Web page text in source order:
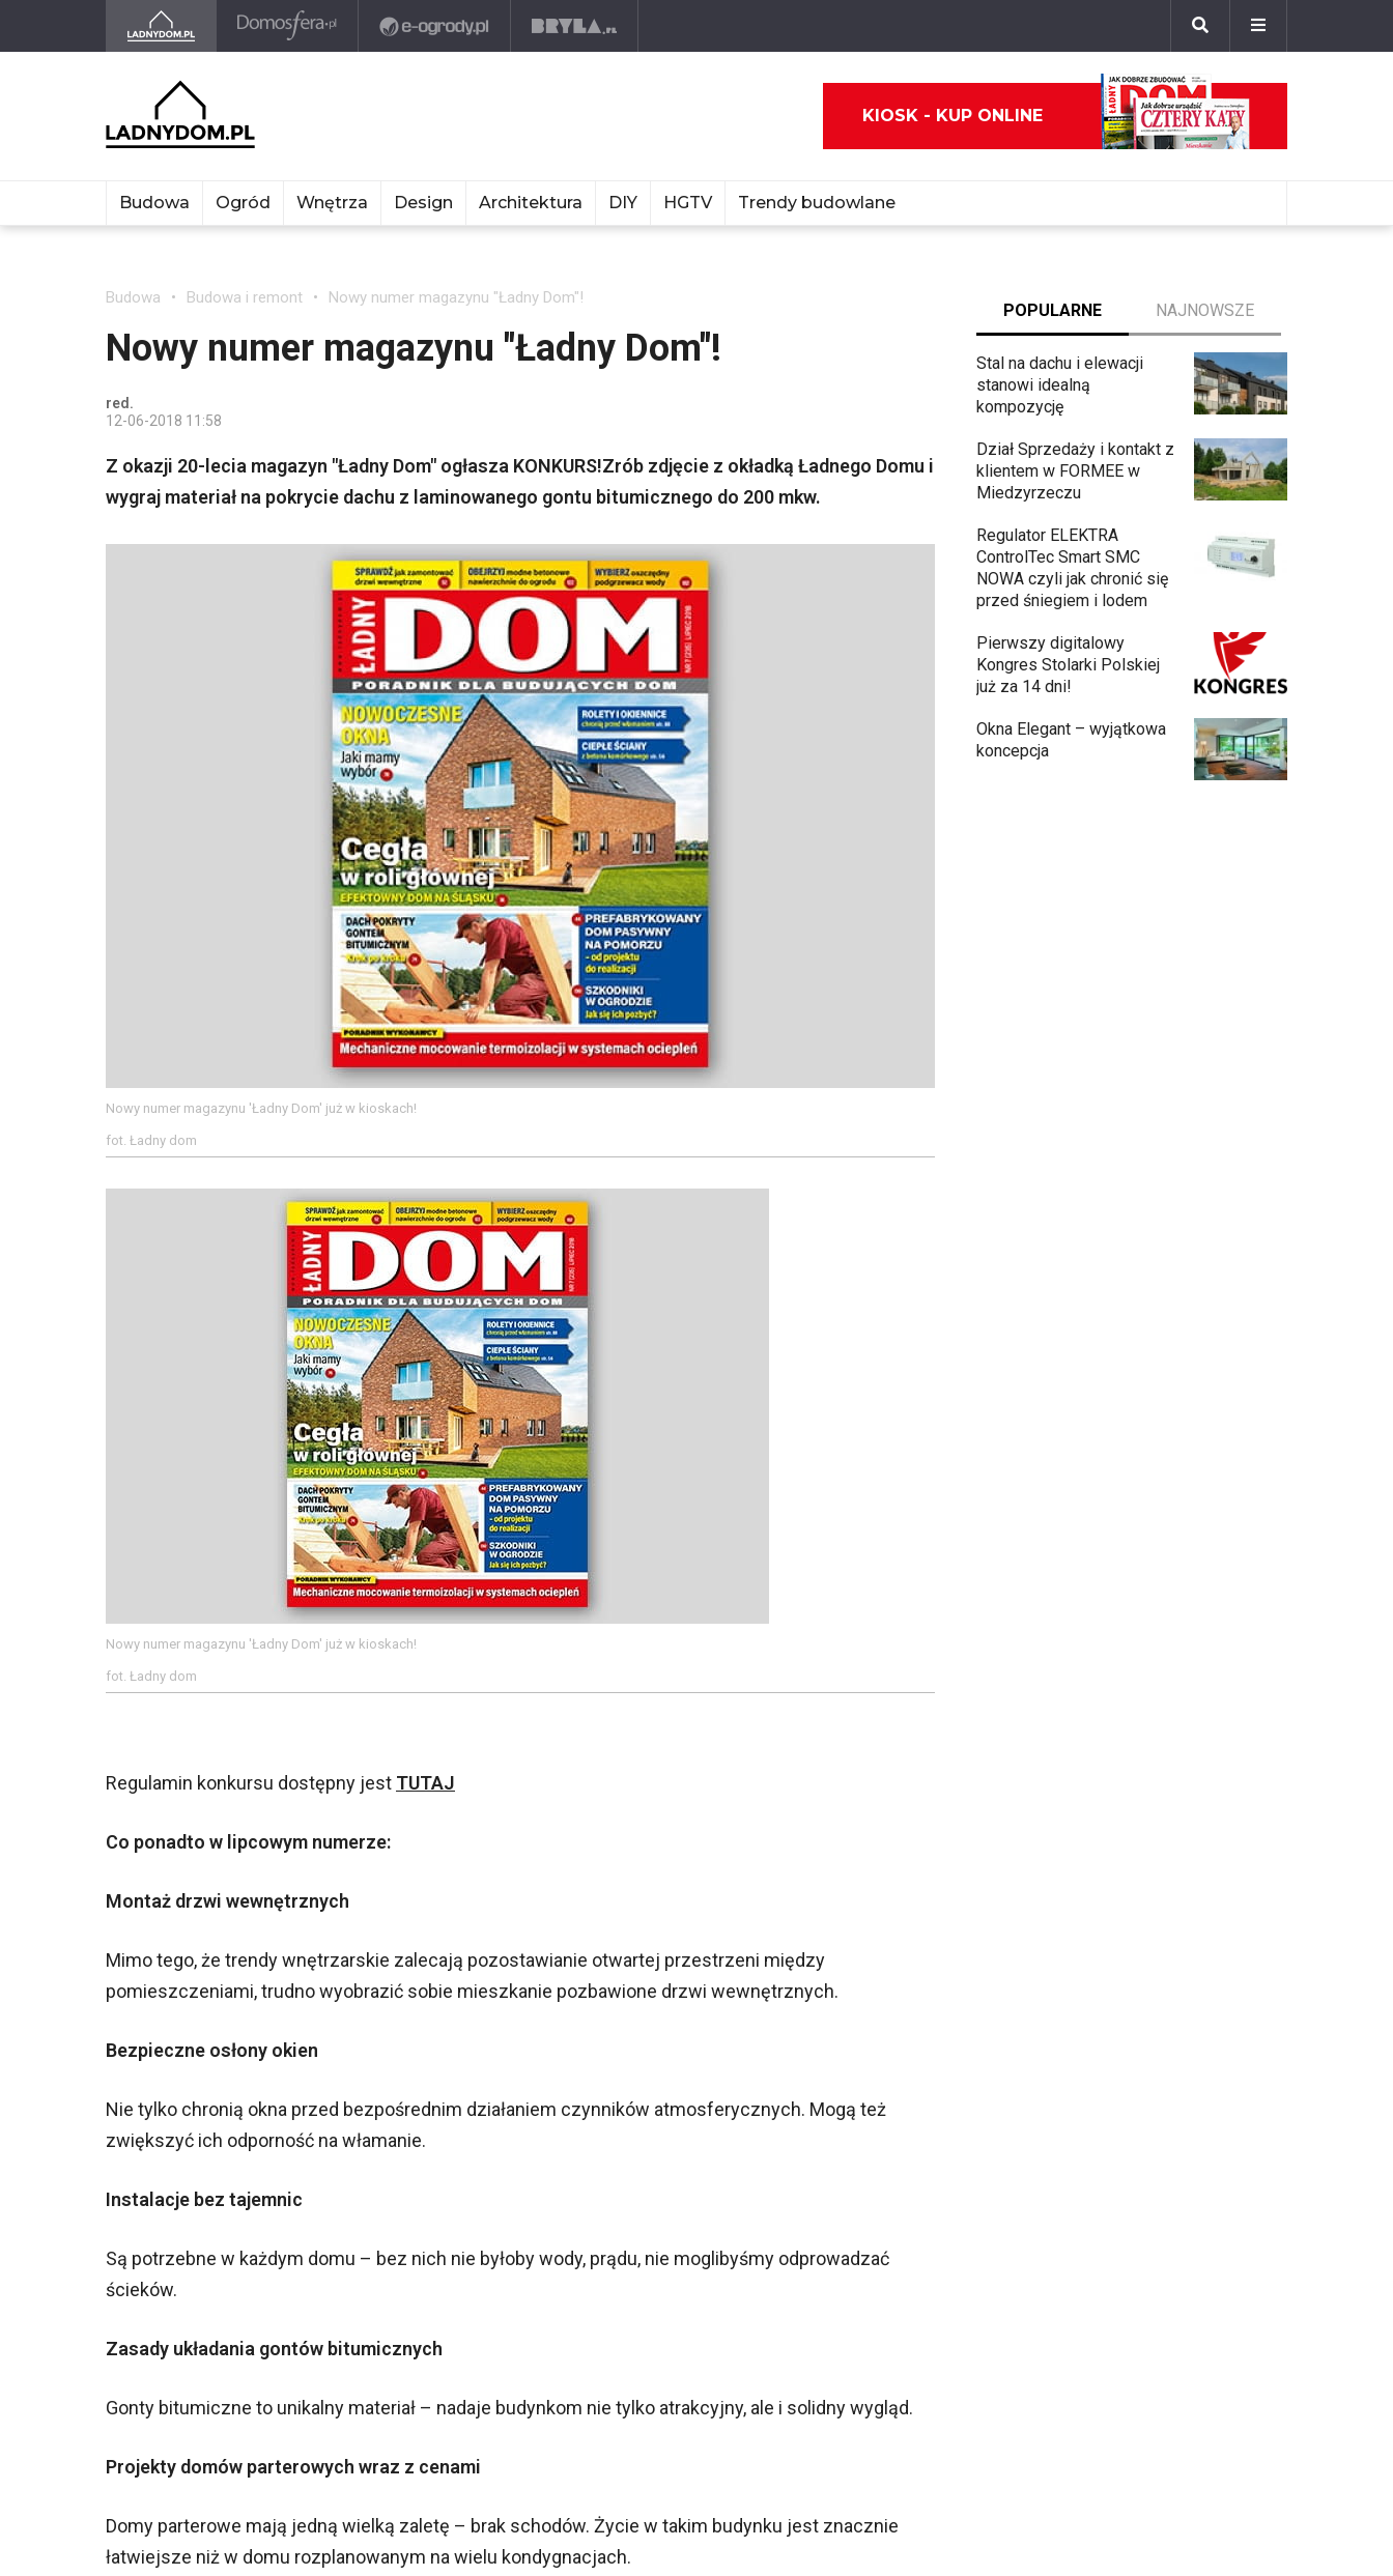
KIOSK - KUP ONLINE
Budowa Ogród Wnętrza Design Architektura DIY HGTV Trendy budowlane
Budowa Budowa i remont Nowy numer magazynu "Ładny Dom"!
Nowy numer magazynu "Ładny Dom"!
red.
12-06-2018 11:58
Z okazji 20-lecia magazyn "Ładny Dom" ogłasza KONKURS!Zrób zdjęcie z okładką Ładnego Domu i
wygraj materiał na pokrycie dachu z laminowanego gontu bitumicznego do 200 mkw.
Nowy numer magazynu 'Ładny Dom' już w kioskach!
fot. Ładny dom
Nowy numer magazynu 'Ładny Dom' już w kioskach!
fot. Ładny dom
Regulamin konkursu dostępny jest TUTAJ
Co ponadto w lipcowym numerze:
Montaż drzwi wewnętrznych
Mimo tego, że trendy wnętrzarskie zalecają pozostawianie otwartej przestrzeni między
pomieszczeniami, trudno wyobrazić sobie mieszkanie pozbawione drzwi wewnętrznych.
Bezpieczne osłony okien
Nie tylko chronią okna przed bezpośrednim działaniem czynników atmosferycznych. Mogą też
zwiększyć ich odporność na włamanie.
Instalacje bez tajemnic
Są potrzebne w każdym domu – bez nich nie byłoby wody, prądu, nie moglibyśmy odprowadzać
ścieków.
Zasady układania gontów bitumicznych
Gonty bitumiczne to unikalny materiał – nadaje budynkom nie tylko atrakcyjny, ale i solidny wygląd.
Projekty domów parterowych wraz z cenami
Domy parterowe mają jedną wielką zaletę – brak schodów. Życie w takim budynku jest znacznie
łatwiejsze niż w domu rozplanowanym na wielu kondygnacjach.
POPULARNE NAJNOWSZE
Stal na dachu i elewacji
stanowi idealną
kompozycję
Dział Sprzedaży i kontakt z
klientem w FORMEE w
Miedzyrzeczu
Regulator ELEKTRA
ControlTec Smart SMC
NOWA czyli jak chronić się
przed śniegiem i lodem
Pierwszy digitalowy
Kongres Stolarki Polskiej
już za 14 dni!
Okna Elegant – wyjątkowa
koncepcja